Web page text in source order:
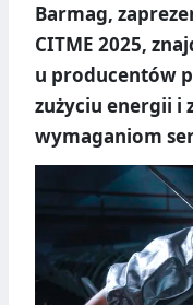
Barmag,
CITME 2025,
u producentów
zużyciu energii i
wymaganiom